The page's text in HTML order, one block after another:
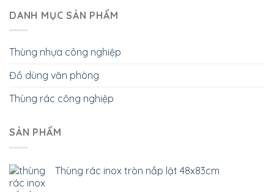
DANH MỤC SẢN PHẨM
Thùng nhựa công nghiệp
Đồ dùng văn phòng
Thùng rác công nghiệp
SẢN PHẨM
Thùng rác inox tròn nắp lật 48x83cm